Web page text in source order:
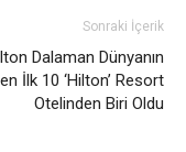
Sonraki İçerik
Dalaman Dünyanın
İlk 10 ‘Hilton’ Resort
Otelinden Biri Oldu